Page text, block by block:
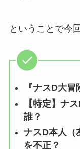
ということで今
『ナスD大
【特定】ナ
誰？
ナスD本人（
を不正？